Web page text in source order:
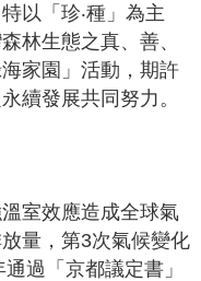
以「珍‧種」為主
林生態之真、善、
家園」活動，期許
續發展共同努力。
室效應造成全球氣
量，第3次氣候變化
過「京都議定書」